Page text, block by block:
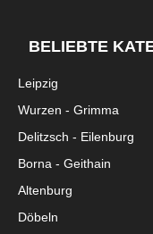
BELIEBTE
Leipzig
Wurzen - Grimma
Delitzsch - Eilenburg
Borna - Geithain
Altenburg
Döbeln